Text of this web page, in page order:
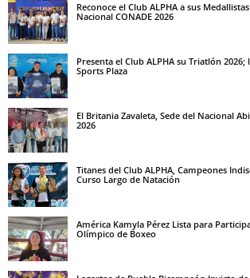
Reconoce el Club ALPHA a sus
Nacional CONADE 2026
Presenta el Club ALPHA su Triatlón 2026;
Sports Plaza
El Britania Zavaleta, Sede del Nacional
2026
Titanes del Club ALPHA, Campeones
Curso Largo de Natación
América Kamyla Pérez Lista para
Olímpico de Boxeo